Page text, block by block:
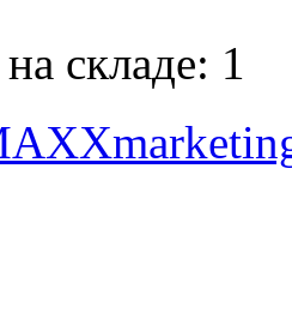
складе: 1